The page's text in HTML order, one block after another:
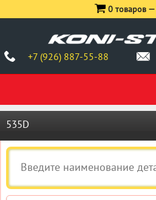
+7 (926) 887-55-88
0 товаров —
535D